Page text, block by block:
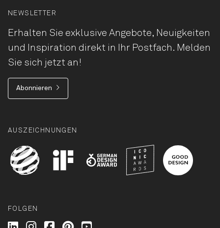
NEWSLETTER
Erhalten Sie exklusive Angebote, Neuigkeiten
und Inspiration direkt in Ihr Postfach. Melden
Sie sich jetzt an!
Abonnieren
AUSZEICHNUNGEN
FOLGEN